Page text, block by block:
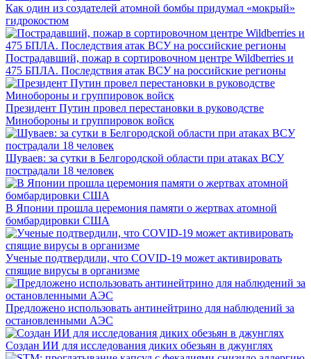
Как один из создателей атомной бомбы придумал «мокрый»
гидрокостюм
Пострадавший, пожар в сортировочном центре Wildberries и
475 БПЛА. Последствия атак ВСУ на российские регионы
Президент Путин провел перестановки в руководстве
Минобороны и группировок войск
Шуваев: за сутки в Белгородской области при атаках ВСУ
пострадали 18 человек
В Японии прошла церемония памяти о жертвах атомной
бомбардировки США
Ученые подтвердили, что COVID-19 может активировать
спящие вирусы в организме
Предложено использовать антинейтрино для наблюдений за
остановленными АЭС
Создан ИИ для исследования диких обезьян в джунглях